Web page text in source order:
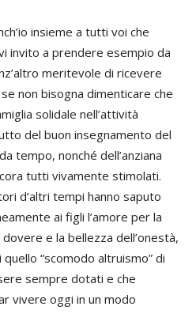
insieme a tutti voi che
invito a prendere esempio da
meritevole di ricevere
non bisogna dimenticare che
solidale nell’attività
del buon insegnamento del
tempo, nonché dell’anziana
tutti vivamente stimolati.
d’altri tempi hanno saputo
ai figli l’amore per la
e la bellezza dell’onestà,
“scomodo altruismo” di
sempre dotati e che
vivere oggi in un modo